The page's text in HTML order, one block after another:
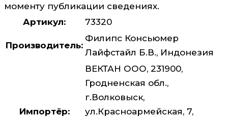
моменту публикации сведениях.
Артикул:
73320
Производитель:
Филипс Консьюмер
Лайфстайл Б.В., Индонезия
Импортёр:
ВЕКТАН ООО, 231900,
Гродненская обл.,
г.Волковыск,
ул.Красноармейская, 7,